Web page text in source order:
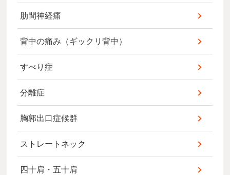
肋間神経痛
背中の痛み（ギックリ背中）
すべり症
分離症
胸郭出口症候群
ストレートネック
四十肩・五十肩